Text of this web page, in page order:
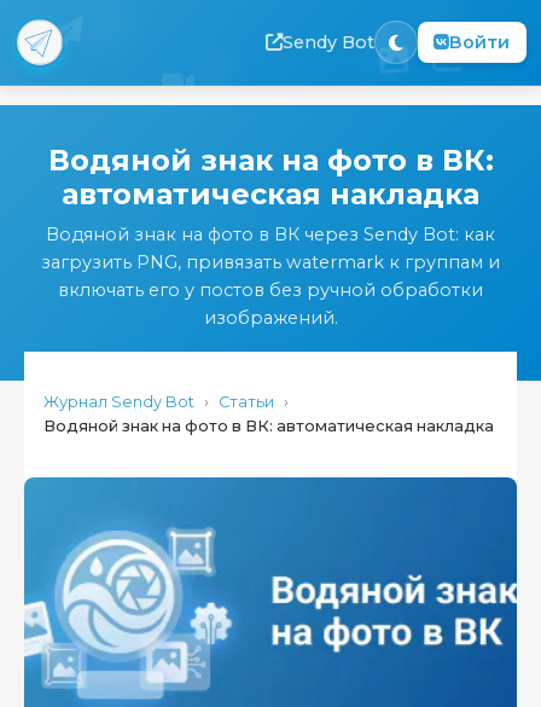
Перейти
основному
содержанию
Sendy Bot Войти
Водяной знак на фото в ВК:
автоматическая накладка
Водяной знак на фото в ВК через Sendy Bot: как
загрузить PNG, привязать watermark к группам и
включать его у постов без ручной обработки
изображений.
Журнал Sendy Bot › Статьи ›
Водяной знак на фото в ВК: автоматическая накладка